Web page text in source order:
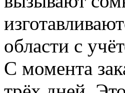
области с
С момента